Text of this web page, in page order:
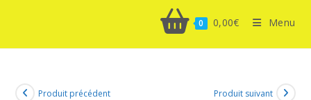
0 0,00€ Menu
Produit précédent Produit suivant